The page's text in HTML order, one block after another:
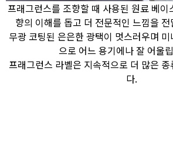
프래그런스를 조향할 때 사용된 원료 베이
향의 이해를 돕고 더 전문적인 느낌을
무광 코팅된 은은한 광택이 멋스러우며
으로 어느 용기에나 잘 어울
프래그런스 라벨은 지속적으로 더 많은
다.